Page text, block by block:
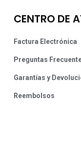
CENTRO DE
Factura Electrónica
Preguntas
Garantías y
Reembolsos